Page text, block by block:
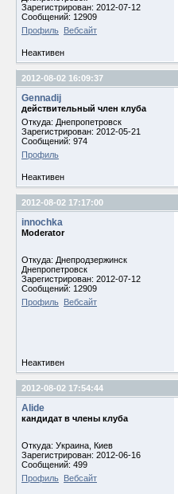
Зарегистрирован: 2012-07-12
Сообщений: 12909
Профиль Вебсайт
Неактивен
2012-08-02 16:09:37
Gennadij
действительный член клуба
Откуда: Днепропетровск
Зарегистрирован: 2012-05-21
Сообщений: 974
Профиль
Неактивен
2012-08-02 17:17:00
innochka
Moderator
Откуда: Днепродзержинск
Днепропетровск
Зарегистрирован: 2012-07-12
Сообщений: 12909
Профиль Вебсайт
Неактивен
2012-08-02 17:54:44
Alide
кандидат в члены клуба
Откуда: Украина, Киев
Зарегистрирован: 2012-06-16
Сообщений: 499
Профиль Вебсайт